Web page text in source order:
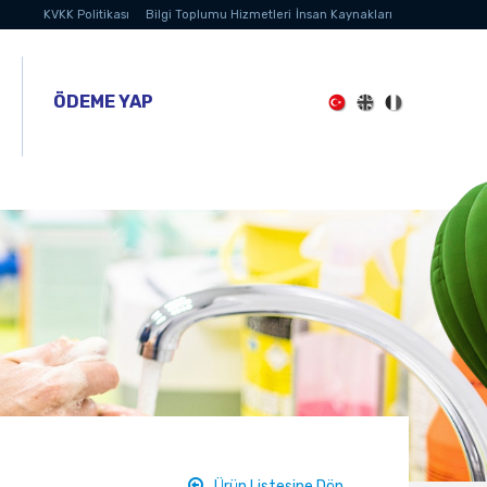
KVKK Politikası Bilgi Toplumu Hizmetleri İnsan Kaynakları
ÖDEME YAP